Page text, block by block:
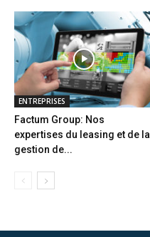
ENTREPRISES
Factum Group: Nos
expertises du leasing et de la
gestion de...